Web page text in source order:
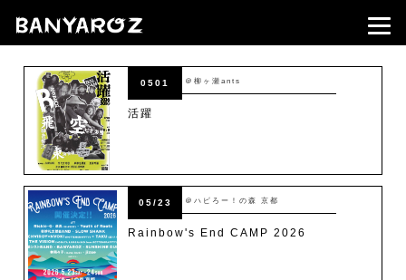
0501 ＠柳ヶ瀬ants
活躍
05/23 ＠ハピろー！の森 京都
Rainbow's End CAMP 2026